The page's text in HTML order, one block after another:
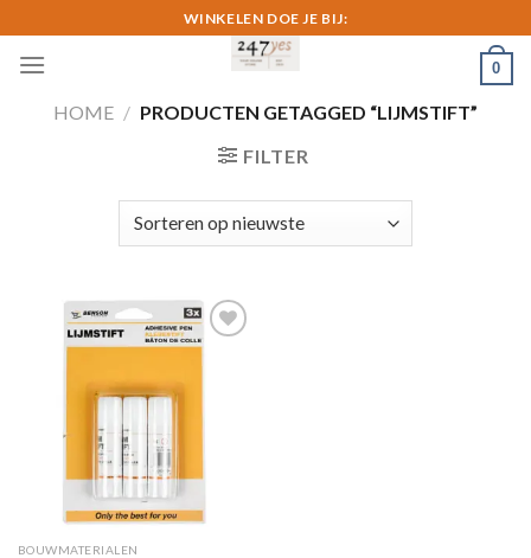
to
content
WINKELEN DOE JE BIJ:
0
HOME / PRODUCTEN GETAGGED “LIJMSTIFT”
FILTER
Toevoegen
verlanglijst
BOUWMATERIALEN